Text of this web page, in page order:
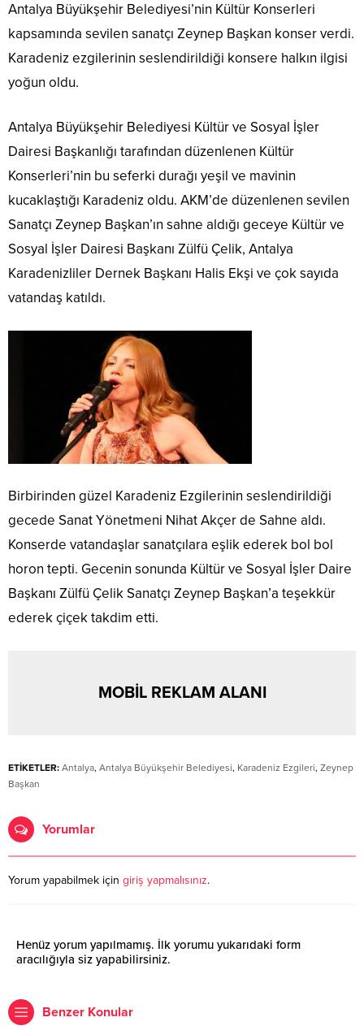
Antalya Büyükşehir Belediyesi’nin Kültür Konserleri
kapsamında sevilen sanatçı Zeynep Başkan konser verdi.
Karadeniz ezgilerinin seslendirildiği konsere halkın ilgisi
yoğun oldu.
Antalya Büyükşehir Belediyesi Kültür ve Sosyal İşler
Dairesi Başkanlığı tarafından düzenlenen Kültür
Konserleri’nin bu seferki durağı yeşil ve mavinin
kucaklaştığı Karadeniz oldu. AKM’de düzenlenen sevilen
Sanatçı Zeynep Başkan’ın sahne aldığı geceye Kültür ve
Sosyal İşler Dairesi Başkanı Zülfü Çelik, Antalya
Karadenizliler Dernek Başkanı Halis Ekşi ve çok sayıda
vatandaş katıldı.
Birbirinden güzel Karadeniz Ezgilerinin seslendirildiği
gecede Sanat Yönetmeni Nihat Akçer de Sahne aldı.
Konserde vatandaşlar sanatçılara eşlik ederek bol bol
horon tepti. Gecenin sonunda Kültür ve Sosyal İşler Daire
Başkanı Zülfü Çelik Sanatçı Zeynep Başkan’a teşekkür
ederek çiçek takdim etti.
MOBİL REKLAM ALANI
ETİKETLER: Antalya, Antalya Büyükşehir Belediyesi, Karadeniz Ezgileri, Zeynep
Başkan
Yorumlar
Yorum yapabilmek için giriş yapmalısınız.
Henüz yorum yapılmamış. İlk yorumu yukarıdaki form
aracılığıyla siz yapabilirsiniz.
Benzer Konular